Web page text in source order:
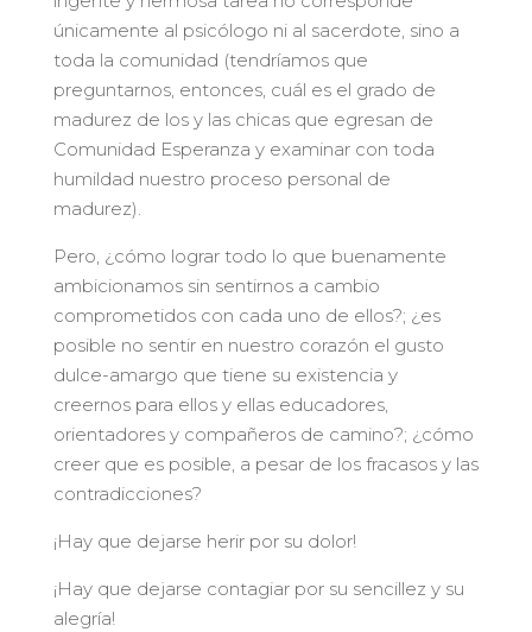
únicamente al psicólogo ni al sacerdote, sino a
toda la comunidad (tendríamos que
preguntarnos, entonces, cuál es el grado de
madurez de los y las chicas que egresan de
Comunidad Esperanza y examinar con toda
humildad nuestro proceso personal de
madurez).
Pero, ¿cómo lograr todo lo que buenamente
ambicionamos sin sentirnos a cambio
comprometidos con cada uno de ellos?; ¿es
posible no sentir en nuestro corazón el gusto
dulce-amargo que tiene su existencia y
creernos para ellos y ellas educadores,
orientadores y compañeros de camino?; ¿cómo
creer que es posible, a pesar de los fracasos y las
contradicciones?
¡Hay que dejarse herir por su dolor!
¡Hay que dejarse contagiar por su sencillez y su
alegría!